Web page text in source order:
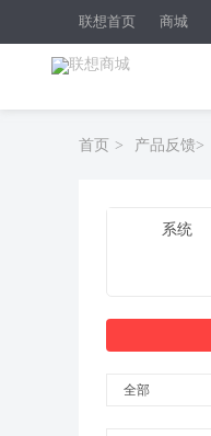
联想首页 商城
首页 > 产品反馈>
系统
全部